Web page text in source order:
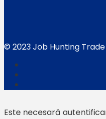
© 2023 Job Hunting
Este necesară